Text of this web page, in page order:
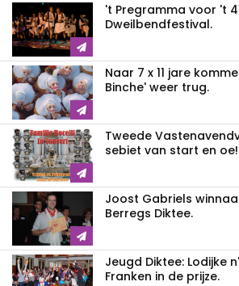
't Pregramma voor 't
Dweilbendfestival.
Naar 7 x 11 jare
Binche' weer trug.
Tweede
sebiet van start en oe!
Joost Gabriels
Berregs Diktee.
Jeugd Diktee: Lodijke
Franken in de prijze.